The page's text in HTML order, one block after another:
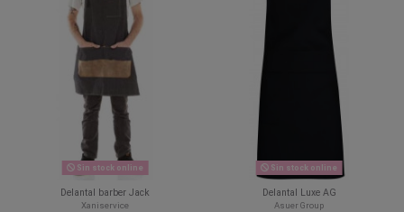
Sin stock online
Delantal barber Jack
Xaniservice
Sin stock online
Delantal Luxe AG
Asuer Group